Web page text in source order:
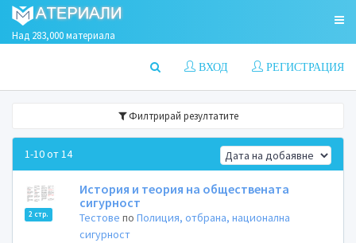
Над 283,000 материала
РЕГИСТРАЦИЯ
ВХОД
Филтрирай резултатите
1-10 от 14
2 стр.
История и теория на обществената
сигурност
Тестове поПолиция, отбрана, национална
сигурност